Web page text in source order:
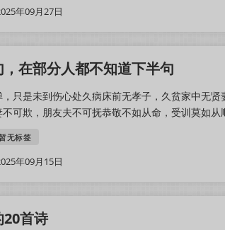
年09月27日
在部分人都不知道下半句
只是未到伤心处久病床前无孝子，久贫家中无
可欺，朋友夫不可抚恭敬不如从命，受训莫如从
今朝醉，明日愁来明日愁初生牛犊不怕虎...
无标签
年09月15日
20首诗